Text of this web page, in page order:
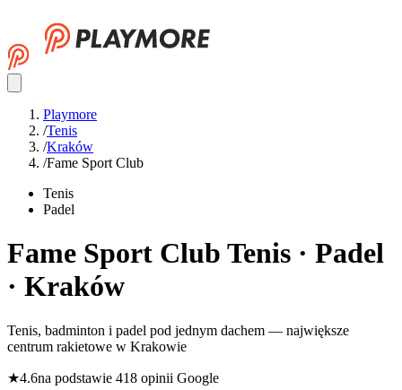
Playmore
/Tenis
/Kraków
/Fame Sport Club
Tenis
Padel
Fame Sport Club Tenis · Padel
· Kraków
Tenis, badminton i padel pod jednym dachem — największe
centrum rakietowe w Krakowie
★4.6na podstawie 418 opinii Google